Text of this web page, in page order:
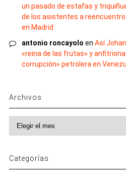
un pasado de estafas y
de los asistentes a
en Madrid
antonio roncayolo en Así
«reina de las frutas» y anfitriona
corrupción» petrolera en
Archivos
Categorías